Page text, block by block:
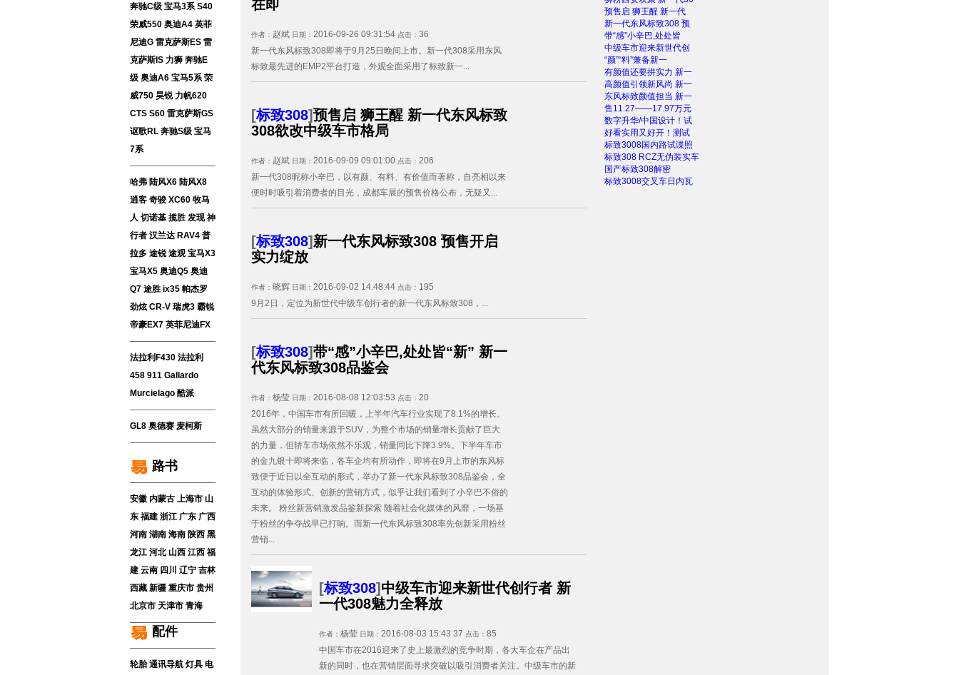
奔驰C级 宝马3系 S40
荣威550 奥迪A4 英菲
尼迪G 雷克萨斯ES 雷
克萨斯IS 力狮 奔驰E
级 奥迪A6 宝马5系 荣
威750 昊锐 力帆620
CTS S60 雷克萨斯GS
讴歌RL 奔驰S级 宝马
7系
哈弗 陆风X6 陆风X8
逍客 奇骏 XC60 牧马
人 切诺基 揽胜 发现 神
行者 汉兰达 RAV4 普
拉多 途锐 途观 宝马X3
宝马X5 奥迪Q5 奥迪
Q7 途胜 ix35 帕杰罗
劲炫 CR-V 瑞虎3 霸锐
帝豪EX7 英菲尼迪FX
法拉利F430 法拉利
458 911 Gallardo
Murcielago 酷派
GL8 奥德赛 麦柯斯
路书
安徽 内蒙古 上海市 山
东 福建 浙江 广东 广西
河南 湖南 海南 陕西 黑
龙江 河北 山西 江西 福
建 云南 四川 辽宁 吉林
西藏 新疆 重庆市 贵州
北京市 天津市 青海
配件
轮胎 通讯导航 灯具 电
在即
作者： 赵斌 日期： 2016-09-26 09:31:54 点击： 36
新一代东风标致308即将于9月25日晚间上市。新一代308采用东风
标致最先进的EMP2平台打造，外观全面采用了标致新一...
[标致308]预售启 狮王醒 新一代东风标致
308欲改中级车市格局
作者： 赵斌 日期： 2016-09-09 09:01:00 点击： 206
新一代308昵称小辛巴，以有颜、有料、有价值而著称，自亮相以来
便时时吸引着消费者的目光，成都车展的预售价格公布，无疑又...
[标致308] 新一代东风标致308 预售开启
实力绽放
作者： 晓辉 日期： 2016-09-02 14:48:44 点击： 195
9月2日，定位为新世代中级车创行者的新一代东风标致308，...
[标致308]带“感”小辛巴,处处皆“新” 新一
代东风标致308品鉴会
作者： 杨莹 日期： 2016-08-08 12:03:53 点击： 20
2016年，中国车市有所回暖，上半年汽车行业实现了8.1%的增长。
虽然大部分的销量来源于SUV，为整个市场的销量增长贡献了巨大
的力量，但轿车市场依然不乐观，销量同比下降3.9%。下半年车市
的金九银十即将来临，各车企均有所动作，即将在9月上市的东风标
致便于近日以全互动的形式，举办了新一代东风标致308品鉴会，全
互动的体验形式、创新的营销方式，似乎让我们看到了小辛巴不俗的
未来。 粉丝新营销激发品鉴新探索 随着社会化媒体的风靡，一场基
于粉丝的争夺战早已打响。而新一代东风标致308率先创新采用粉丝
营销...
[标致308] 中级车市迎来新世代创行者 新
一代308魅力全释放
作者： 杨莹 日期： 2016-08-03 15:43:37 点击： 85
中国车市在2016迎来了史上最激烈的竞争时期，各大车企在产品出
新的同时，也在营销层面寻求突破以吸引消费者关注。中级车市的新
预售启 狮王醒 新一代
新一代东风标致308 预
带“感”小辛巴,处处皆
中级车市迎来新世代创
“颜”“料”兼备新一
有颜值还要拼实力 新一
高颜值引领新风尚 新一
东风标致颜值担当 新一
售11.27——17.97万元
数字升华/中国设计！试
好看实用又好开！测试
标致3008国内路试谍照
标致308 RCZ无伪装实车
国产标致308解密
标致3008交叉车日内瓦